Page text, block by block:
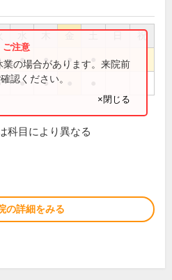
祝
● ● ●
● ●
の場合があります。来院前
認ください。
×閉じる
科目により異なる
の詳細をみる